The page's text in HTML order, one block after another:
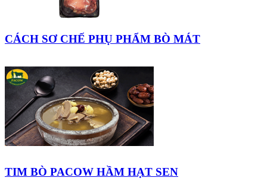
CÁCH SƠ CHẾ PHỤ PHẨM BÒ MÁT
TIM BÒ PACOW HẦM HẠT SEN